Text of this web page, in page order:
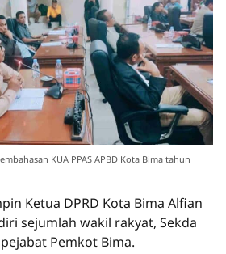
KUA PPAS APBD Kota Bima tahun
Ketua DPRD Kota Bima Alfian
sejumlah wakil rakyat, Sekda
Pemkot Bima.